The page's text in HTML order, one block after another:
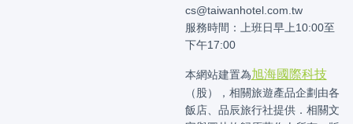
cs@taiwanhotel.com.tw
服務時間：上班日早上10:00至
下午17:00
本網站建置為旭海國際科技
（股），相關旅遊產品企劃由各
飯店、品辰旅行社提供．相關文